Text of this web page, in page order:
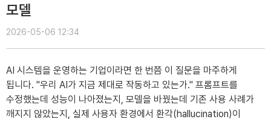
모델
2026-05-06 12:34
AI 시스템을 운영하는 기업이라면 한 번쯤 이 질문을 마주하게
됩니다. "우리 AI가 지금 제대로 작동하고 있는가." 프롬프트를
수정했는데 성능이 나아졌는지, 모델을 바꿨는데 기존 사용 사례가
깨지지 않았는지, 실제 사용자 환경에서 환각(hallucination)이